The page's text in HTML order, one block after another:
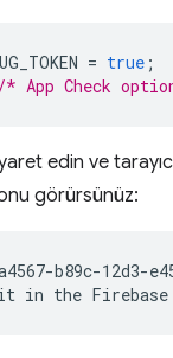
= true ;
/* App Check
edin ve
görürsünüz:
b89c-12d3-